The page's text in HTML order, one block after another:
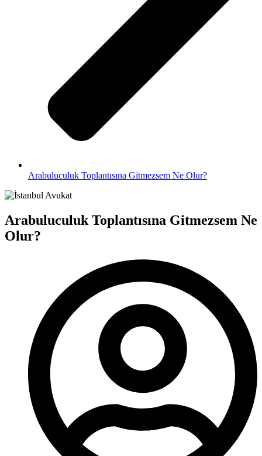
Arabuluculuk Toplantısına Gitmezsem Ne Olur?
Arabuluculuk Toplantısına Gitmezsem Ne
Olur?